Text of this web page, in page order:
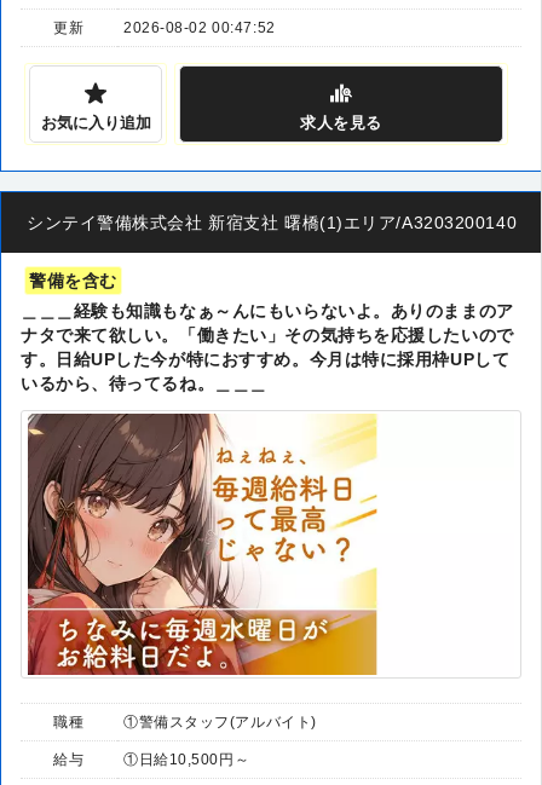
更新 2026-08-02 00:47:52
お気に入り追加 求人 を見る
シンテイ警備株式会社 新宿支社 曙橋(1)エリア/A3203200140
警備を含む
＿＿＿経験も知識もなぁ～んにもいらないよ。ありのままのア
ナタで来て欲しい。「働きたい」その気持ちを応援したいので
す。日給UPした今が特におすすめ。今月は特に採用枠UPして
いるから、待ってるね。＿＿＿
職種 ①警備スタッフ(アルバイト)
給与 ①日給10,500円～